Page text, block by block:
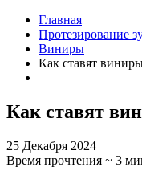
Главная
Протезирование
Виниры
Как ставят
Как ставят
25 Декабря 2024
Время прочтения ~ 3